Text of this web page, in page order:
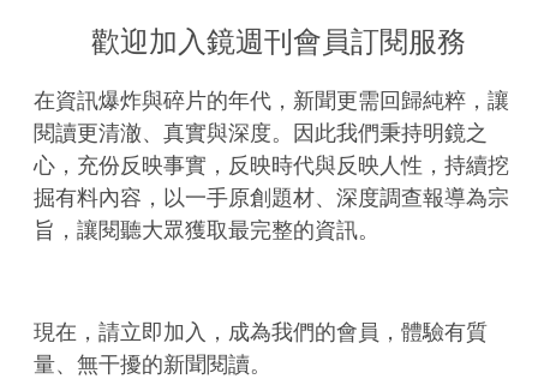
歡迎加入鏡週刊會員訂閱服務
在資訊爆炸與碎片的年代，新聞更需回歸純粹，讓
閱讀更清澈、真實與深度。因此我們秉持明鏡之
心，充份反映事實，反映時代與反映人性，持續挖
掘有料內容，以一手原創題材、深度調查報導為宗
旨，讓閱聽大眾獲取最完整的資訊。
現在，請立即加入，成為我們的會員，體驗有質
量、無干擾的新聞閱讀。